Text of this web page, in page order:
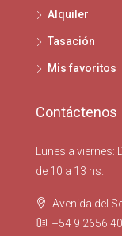
Alquiler
Tasación
Mis favoritos
Contáctenos
Lunes a viernes:
de 10 a 13 hs.
Avenida del
+54 9 2656